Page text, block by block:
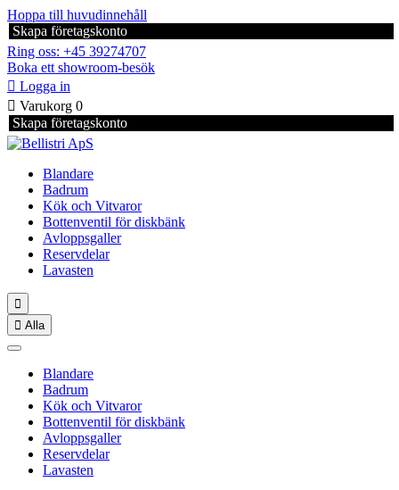
Hoppa till huvudinnehåll
Skapa företagskonto
Ring oss: +45 39274707
Boka ett showroom-besök
 Logga in
 Varukorg 0
Skapa företagskonto
Blandare
Badrum
Kök och Vitvaror
Bottenventil för diskbänk
Avloppsgaller
Reservdelar
Lavasten

 Alla
Blandare
Badrum
Kök och Vitvaror
Bottenventil för diskbänk
Avloppsgaller
Reservdelar
Lavasten